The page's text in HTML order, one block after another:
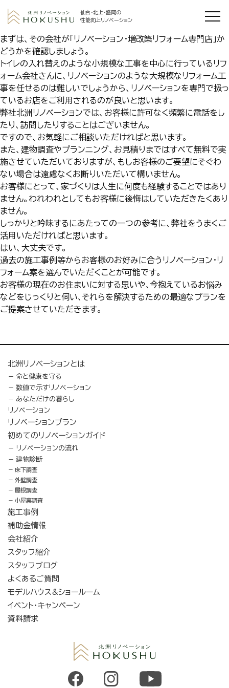
仙台・北上・盛岡の
性能向上リノベーション
まずは、その会社が「リノベーション・増改築リフォーム専門店」か
どうかを確認しましょう。
トイレの入れ替えのような小規模な工事を中心に行っているリフ
ォーム会社さんに、リノベーションのような大規模なリフォーム工
事を任せるのは難しいでしょうから、リノベーションを専門で扱っ
ているお店をご利用されるのが良いと思います。
弊社北洲リノベーションでは、お客様に許可なく頻繁に電話をし
たり、訪問したりすることはございません。
ですので、お気軽にご相談いただければと思います。
また、建物調査やプランニング、お見積りまではすべて無料で実
施させていただいておりますが、もしお客様のご要望にそぐわ
ない場合は遠慮なくお断りいただいて構いません。
お客様にとって、家づくりは人生に何度も経験することではあり
ません。われわれとしてもお客様に後悔はしていただきたくあり
ません。
しっかりと吟味するにあたっての一つの参考に、弊社をうまくご
活用いただければと思います。
はい、大丈夫です｡
過去の施工事例等からお客様のお好みに合うリノベーション・リ
フォーム案を選んでいただくことが可能です｡
お客様の現在のお住まいに対する思いや､今抱えているお悩み
などをじっくりと伺い､それらを解決するための最適なプランを
ご提案させていただきます。
北洲リノベーションとは
命と健康を守る
数値で示すリノベーション
あなただけの暮らし
リノベーション
リノベーションプラン
初めてのリノベーションガイド
リノベーションの流れ
建物診断
床下調査
外壁調査
屋根調査
小屋裏調査
施工事例
補助金情報
会社紹介
スタッフ紹介
スタッフブログ
よくあるご質問
モデルハウス&ショールーム
イベント・キャンペーン
資料請求